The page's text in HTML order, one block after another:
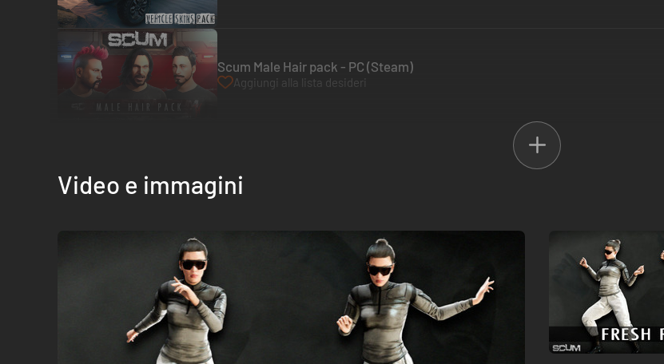
Scum Male Hair pack - PC (Steam)
Aggiungi alla lista desideri
Video e immagini